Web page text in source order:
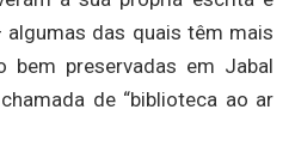
das quais têm mais
preservadas em Jabal
de “biblioteca ao ar